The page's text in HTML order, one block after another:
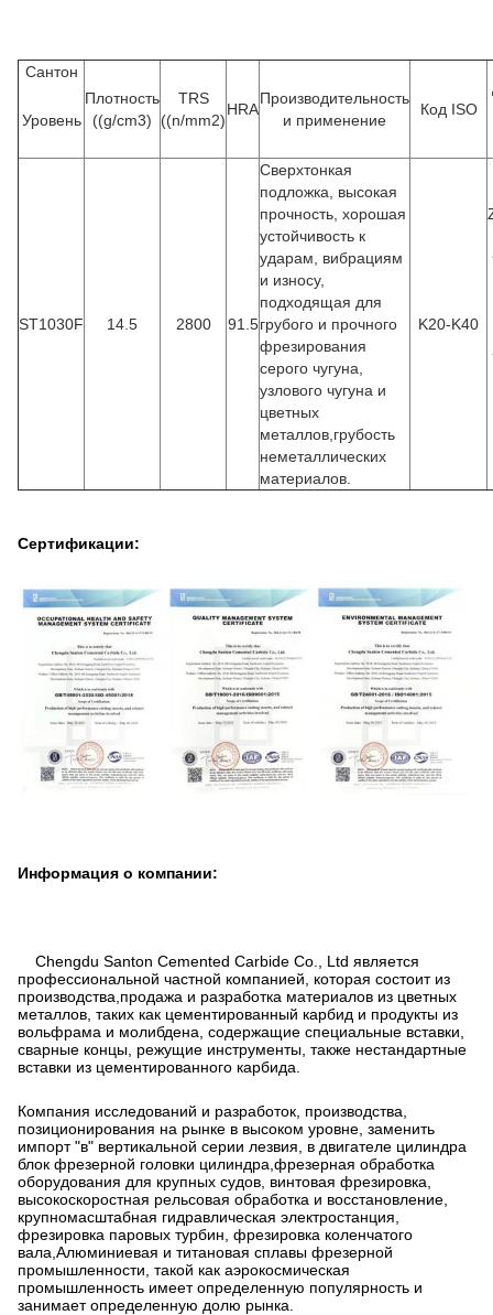
Сантон
Уровень
Плотность
((g/cm3)
TRS
((n/mm2)
HRA
Производительность
и применение
Код ISO
ST1030F 14.5 2800 91.5
Сверхтонкая
подложка, высокая
прочность, хорошая
устойчивость к
ударам, вибрациям
и износу,
подходящая для
грубого и прочного
фрезирования
серого чугуна,
узлового чугуна и
цветных
металлов,грубость
неметаллических
материалов.
K20-K40
Сертификации:
Информация о компании:
Chengdu Santon Cemented Carbide Co., Ltd является
профессиональной частной компанией, которая состоит из
производства,продажа и разработка материалов из цветных
металлов, таких как цементированный карбид и продукты из
вольфрама и молибдена, содержащие специальные вставки,
сварные концы, режущие инструменты, также нестандартные
вставки из цементированного карбида.
Компания исследований и разработок, производства,
позиционирования на рынке в высоком уровне, заменить
импорт "в" вертикальной серии лезвия, в двигателе цилиндра
блок фрезерной головки цилиндра,фрезерная обработка
оборудования для крупных судов, винтовая фрезировка,
высокоскоростная рельсовая обработка и восстановление,
крупномасштабная гидравлическая электростанция,
фрезировка паровых турбин, фрезировка коленчатого
вала,Алюминиевая и титановая сплавы фрезерной
промышленности, такой как аэрокосмическая
промышленность имеет определенную популярность и
занимает определенную долю рынка.